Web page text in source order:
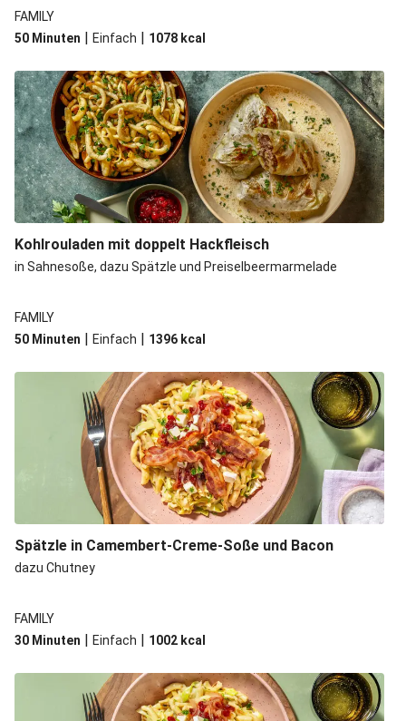
FAMILY
50 Minuten | Einfach | 1078 kcal
Kohlrouladen mit doppelt Hackfleisch
in Sahnesoße, dazu Spätzle und Preiselbeermarmelade
FAMILY
50 Minuten | Einfach | 1396 kcal
Spätzle in Camembert-Creme-Soße und Bacon
dazu Chutney
FAMILY
30 Minuten | Einfach | 1002 kcal